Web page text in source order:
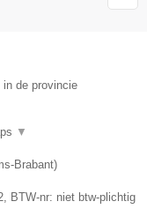
de provincie
▼
Brabant)
, BTW-nr: niet btw-plichtig